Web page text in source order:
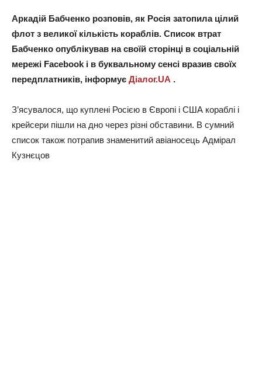
Аркадій Бабченко розповів, як Росія затопила цілий
флот з великої кількість кораблів. Список втрат
Бабченко опублікував на своїй сторінці в соціальній
мережі Facebook і в буквальному сенсі вразив своїх
передплатників, інформує Діалог.UA .
З’ясувалося, що куплені Росією в Європі і США кораблі і
крейсери пішли на дно через різні обставини. В сумний
список також потрапив знаменитий авіаносець Адмірал
Кузнєцов